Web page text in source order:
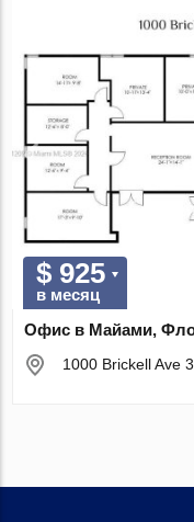
$ 925
в месяц
Офис в Майами,
1000 Brickell Ave